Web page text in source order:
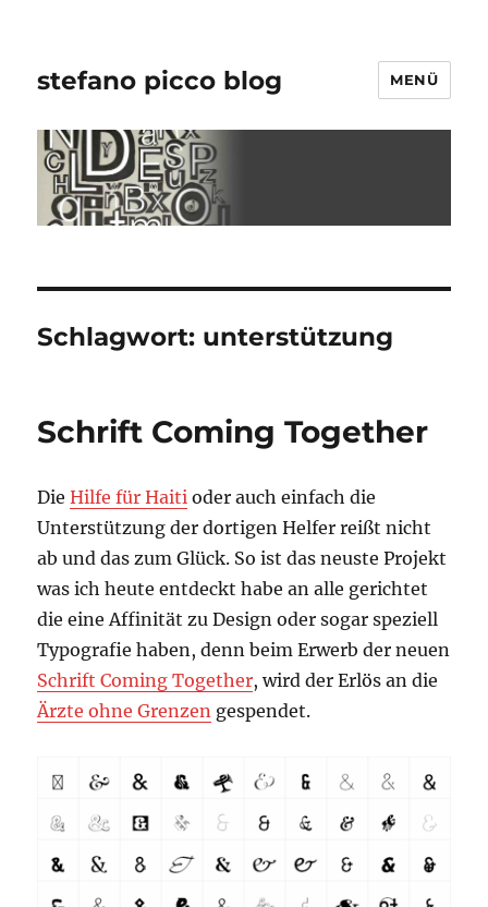
stefano picco blog MENÜ
Schlagwort: unterstützung
Schrift Coming Together
DieHilfe für Haiti oder auch einfach die
Unterstützung der dortigen Helfer reißt nicht
ab und das zum Glück. So ist das neuste Projekt
was ich heute entdeckt habe an alle gerichtet
die eine Affinität zu Design oder sogar speziell
Typografie haben, denn beim Erwerb der neuen
Schrift Coming Together, wird der Erlös an die
Ärzte ohne Grenzen gespendet.